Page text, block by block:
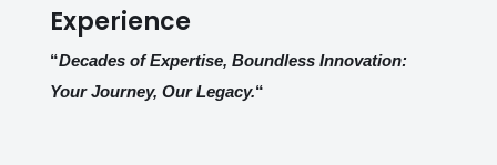
Experience
“Decades of Expertise, Boundless Innovation:
Your Journey, Our Legacy.“